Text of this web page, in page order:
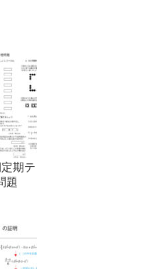
期テ
題